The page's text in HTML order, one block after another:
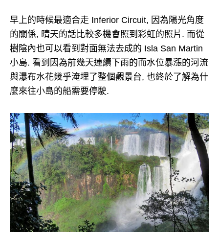
早上的時候最適合走 Inferior Circuit, 因為陽光角度
的關係, 晴天的話比較多機會照到彩虹的照片. 而從
樹陰內也可以看到對面無法去成的 Isla San Martin
小島. 看到因為前幾天連續下雨的而水位暴漲的河流
與瀑布水花幾乎淹埋了整個觀景台, 也終於了解為什
麼來往小島的船需要停駛.